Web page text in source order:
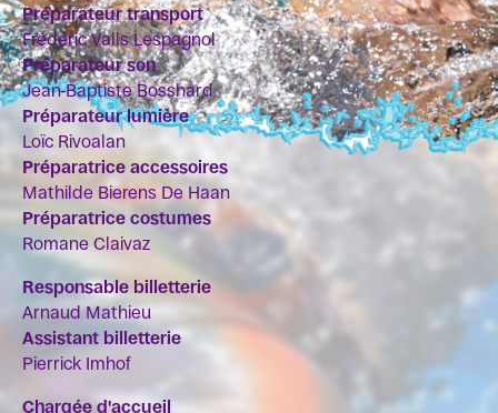
Préparateur transport
Frédéric Valls Lespagnol
Préparateur son
Jean-Baptiste Bosshard
Préparateur lumière
Loïc Rivoalan
Préparatrice accessoires
Mathilde Bierens De Haan
Préparatrice costumes
Romane Claivaz
Responsable billetterie
Arnaud Mathieu
Assistant billetterie
Pierrick Imhof
Chargée d'accueil